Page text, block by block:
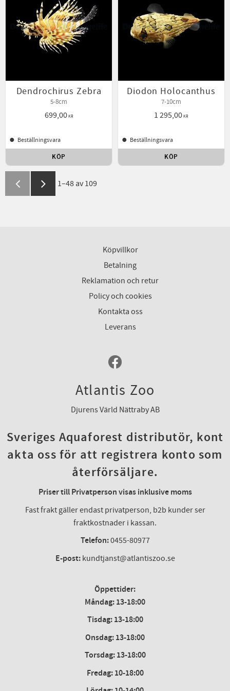
Dendrochirus Zebra
5-8cm
699,00KR
Beställningsvara
KÖP
Diodon Holocanthus
7-10cm
1 295,00KR
Beställningsvara
KÖP
1–48 av 109
Köpvillkor
Betalning
Reklamation och retur
Policy och cookies
Kontakta oss
Leverans
Atlantis Zoo
Djurens Värld Nättraby AB
Sveriges Aquaforest distributör, kont
akta oss för att registrera konto som
återförsäljare.
Priser till Privatperson visas inklusive moms
Fast frakt gäller endast privatperson, b2b kunder ser
fraktkostnader i kassan.
Telefon:0455-80977
E-post:kundtjanst@atlantiszoo.se
Öppettider:
Måndag: 13-18:00
Tisdag: 13-18:00
Onsdag:13-18:00
Torsdag:13-18:00
Fredag:10-18:00